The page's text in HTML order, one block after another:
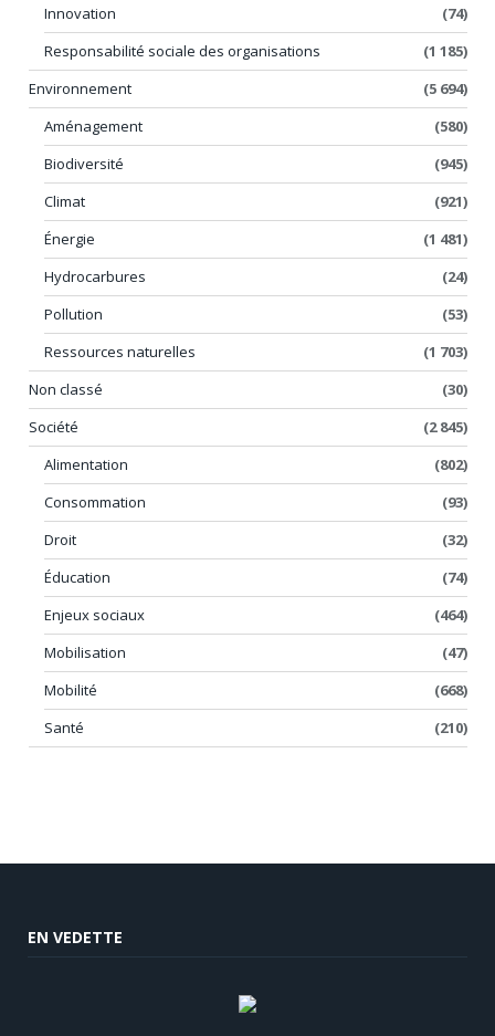
Innovation
(74)
Responsabilité sociale des organisations
(1 185)
Environnement
(5 694)
Aménagement
(580)
Biodiversité
(945)
Climat
(921)
Énergie
(1 481)
Hydrocarbures
(24)
Pollution
(53)
Ressources naturelles
(1 703)
Non classé
(30)
Société
(2 845)
Alimentation
(802)
Consommation
(93)
Droit
(32)
Éducation
(74)
Enjeux sociaux
(464)
Mobilisation
(47)
Mobilité
(668)
Santé
(210)
EN VEDETTE